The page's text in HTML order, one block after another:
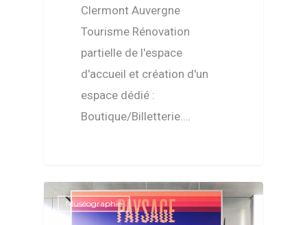
Clermont Auvergne
Tourisme Rénovation
partielle de l'espace
d'accueil et création d'un
espace dédié :
Boutique/Billetterie.…
Muséographie